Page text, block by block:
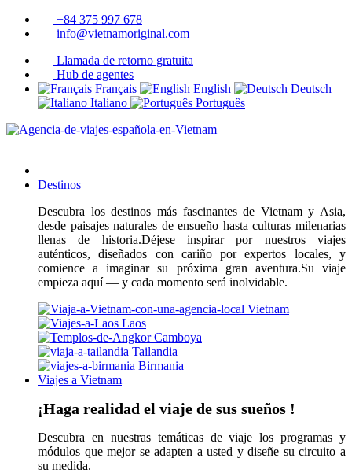
+84 375 997 678
info@vietnamoriginal.com
Llamada de retorno gratuita
Hub de agentes
Français
English
Deutsch
Italiano
Português
Destinos
Descubra los destinos más fascinantes de Vietnam y Asia,
desde paisajes naturales de ensueño hasta culturas milenarias
llenas de historia.Déjese inspirar por nuestros viajes
auténticos, diseñados con cariño por expertos locales, y
comience a imaginar su próxima gran aventura.Su viaje
empieza aquí — y cada momento será inolvidable.
Vietnam
Laos
Camboya
Tailandia
Birmania
Viajes a Vietnam
¡Haga realidad el viaje de sus sueños !
Descubra en nuestras temáticas de viaje los programas y
módulos que mejor se adapten a usted y diseñe su circuito a
su medida.